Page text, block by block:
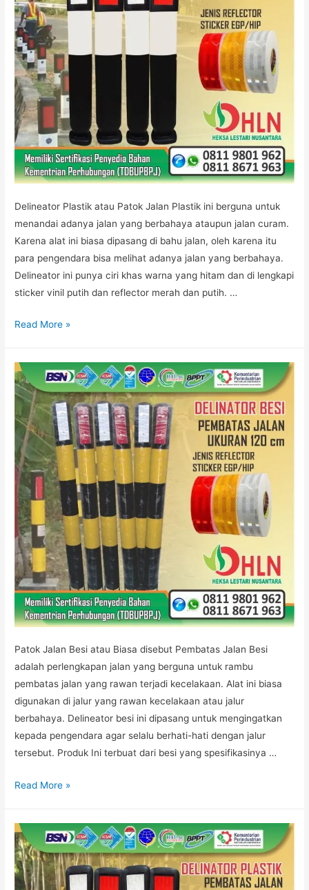
Delineator Plastik atau Patok Jalan Plastik ini berguna untuk
menandai adanya jalan yang berbahaya ataupun jalan curam.
Karena alat ini biasa dipasang di bahu jalan, oleh karena itu
para pengendara bisa melihat adanya jalan yang berbahaya.
Delineator ini punya ciri khas warna yang hitam dan di lengkapi
sticker vinil putih dan reflector merah dan putih. …
DELINEATOR
Read More »
Patok Jalan Besi atau Biasa disebut Pembatas Jalan Besi
adalah perlengkapan jalan yang berguna untuk rambu
pembatas jalan yang rawan terjadi kecelakaan. Alat ini biasa
digunakan di jalur yang rawan kecelakaan atau jalur
berbahaya. Delineator besi ini dipasang untuk mengingatkan
kepada pengendara agar selalu berhati-hati dengan jalur
tersebut. Produk Ini terbuat dari besi yang spesifikasinya …
DELINEATOR
BESI
Read More »